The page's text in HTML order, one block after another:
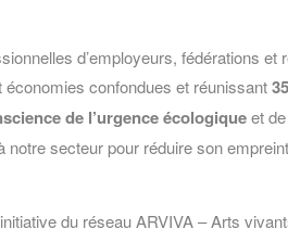
d’employeurs, fédérations
confondues et réunissant
de l’urgence écologiqueet
notre secteur pour réduire son
du réseau ARVIVA – Arts